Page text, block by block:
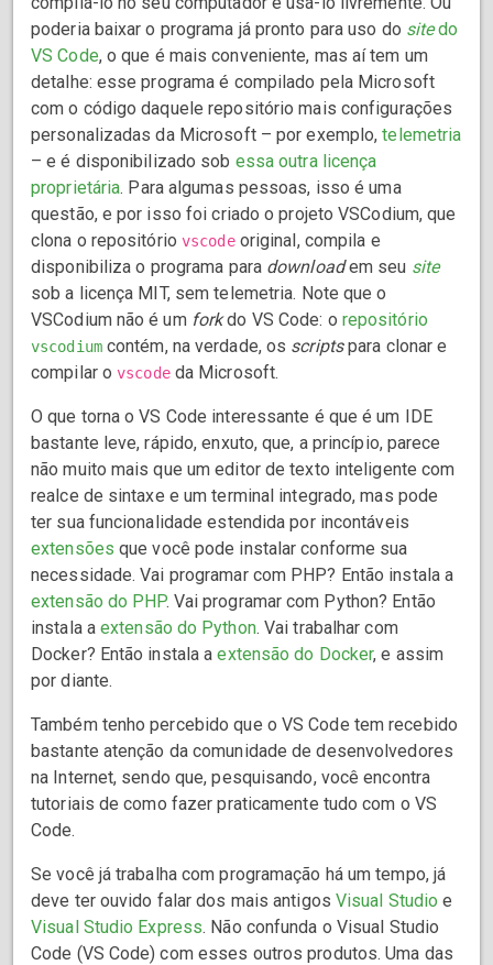
poderia baixar o programa já pronto para uso do sitedo
VS Code, o que é mais conveniente, mas aí tem um
detalhe: esse programa é compilado pela Microsoft
com o código daquele repositório mais configurações
personalizadas da Microsoft – por exemplo,telemetria
– e é disponibilizado sob essa outra licença
proprietária. Para algumas pessoas, isso é uma
questão, e por isso foi criado o projeto VSCodium, que
clona o repositório vscodeoriginal, compila e
disponibiliza o programa para downloadem seu site
sob a licença MIT, sem telemetria. Note que o
VSCodium não é um forkdo VS Code: o repositório
vscodiumcontém, na verdade, os scriptspara clonar e
compilar ovscodeda Microsoft.
O que torna o VS Code interessante é que é um IDE
bastante leve, rápido, enxuto, que, a princípio, parece
não muito mais que um editor de texto inteligente com
realce de sintaxe e um terminal integrado, mas pode
ter sua funcionalidade estendida por incontáveis
extensões que você pode instalar conforme sua
necessidade. Vai programar com PHP? Então instala a
extensão do PHP. Vai programar com Python? Então
instala a extensão do Python. Vai trabalhar com
Docker? Então instala aextensão do Docker, e assim
por diante.
Também tenho percebido que o VS Code tem recebido
bastante atenção da comunidade de desenvolvedores
na Internet, sendo que, pesquisando, você encontra
tutoriais de como fazer praticamente tudo com o VS
Code.
Se você já trabalha com programação há um tempo, já
deve ter ouvido falar dos mais antigos Visual Studio e
Visual Studio Express. Não confunda o Visual Studio
Code (VS Code) com esses outros produtos. Uma das